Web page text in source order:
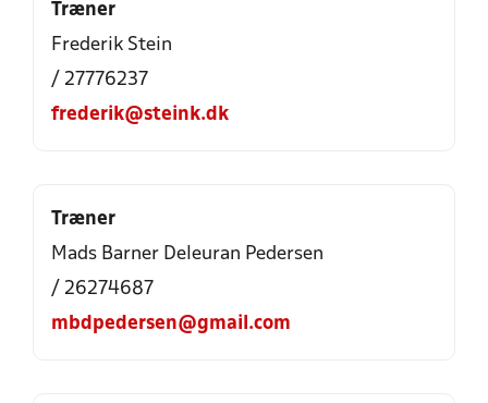
Træner
Frederik Stein
/ 27776237
frederik@steink.dk
Træner
Mads Barner Deleuran Pedersen
/ 26274687
mbdpedersen@gmail.com